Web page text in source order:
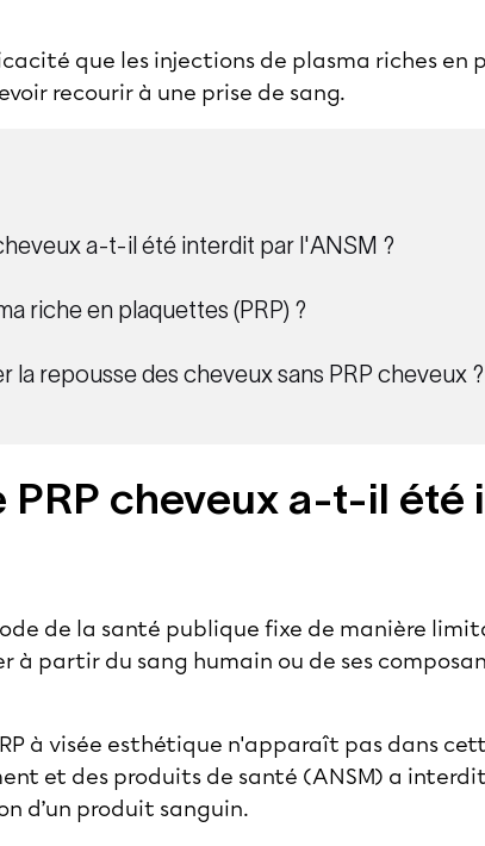
a-t-il été interdit par l'ANSM ?
riche en plaquettes (PRP) ?
la repousse des cheveux sans PRP cheveux ?
que les injections de plasma riches en
recourir à une prise de sang.
PRP cheveux a-t-il été
de la santé publique fixe de manière
à partir du sang humain ou de ses
à visée esthétique n'apparaît pas dans
et des produits de santé (ANSM) a
d’un produit sanguin.